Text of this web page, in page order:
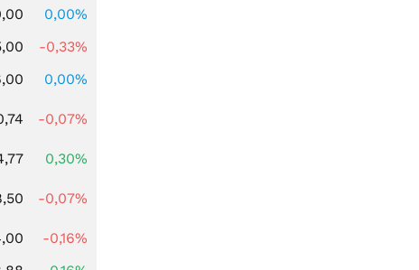
0,00%
-0,33%
0,00%
-0,07%
0,30%
-0,07%
-0,16%